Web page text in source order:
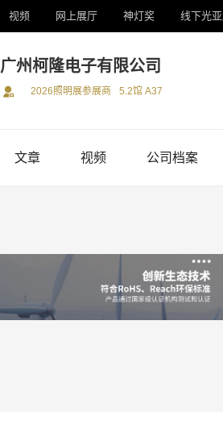
视频 网上展厅 神灯奖 线下光
广州柯隆电子有限公司
2026照明展参展商 5.2馆 A37
文章 视频 公司档案